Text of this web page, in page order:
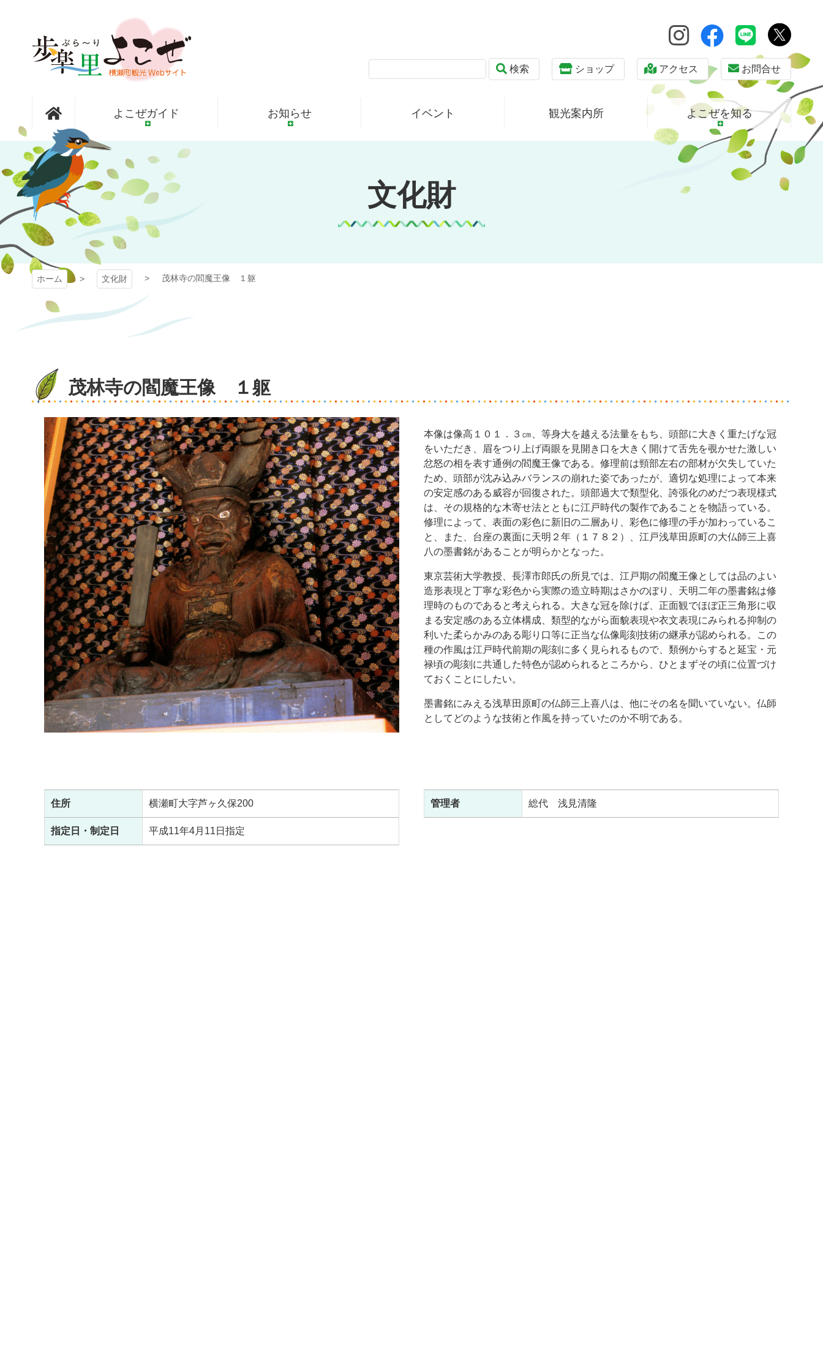
キ
プ
歩楽～里
（ぶら～
り）よこぜ
検索 ショップ アクセス お問合せ
よこぜガイド お知らせ イベント 観光案内所 よこぜを知る
文化財
ホーム 文化財 茂林寺の閻魔王像 １躯
茂林寺の閻魔王像 １躯
本像は像高１０１．３㎝、等身大を越える法量をもち、頭部に大きく重たげな冠
をいただき、眉をつり上げ両眼を見開き口を大きく開けて舌先を覗かせた激しい
忿怒の相を表す通例の閻魔王像である。修理前は頸部左右の部材が欠失していた
ため、頭部が沈み込みバランスの崩れた姿であったが、適切な処理によって本来
の安定感のある威容が回復された。頭部過大で類型化、誇張化のめだつ表現様式
は、その規格的な木寄せ法とともに江戸時代の製作であることを物語っている。
修理によって、表面の彩色に新旧の二層あり、彩色に修理の手が加わっているこ
と、また、台座の裏面に天明２年（１７８２）、江戸浅草田原町の大仏師三上喜
八の墨書銘があることが明らかとなった。
東京芸術大学教授、長澤市郎氏の所見では、江戸期の閻魔王像としては品のよい
造形表現と丁寧な彩色から実際の造立時期はさかのぼり、天明二年の墨書銘は修
理時のものであると考えられる。大きな冠を除けば、正面観でほぼ正三角形に収
まる安定感のある立体構成、類型的ながら面貌表現や衣文表現にみられる抑制の
利いた柔らかみのある彫り口等に正当な仏像彫刻技術の継承が認められる。この
種の作風は江戸時代前期の彫刻に多く見られるもので、類例からすると延宝・元
禄頃の彫刻に共通した特色が認められるところから、ひとまずその頃に位置づけ
ておくことにしたい。
墨書銘にみえる浅草田原町の仏師三上喜八は、他にその名を聞いていない。仏師
としてどのような技術と作風を持っていたのか不明である。
住所 横瀬町大字芦ヶ久保200
指定日・制定日 平成11年4月11日指定
管理者 総代 浅見清隆